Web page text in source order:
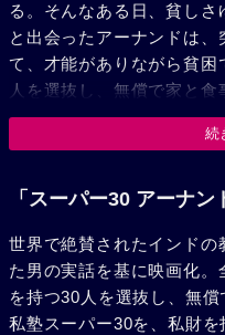
る。そんなある日、貧し
と出会ったアーナンドは
て、才能がありながら貧
人を選抜し、無償で家と
物理を教える私塾スーパ
金に苦しみ、教育をビジ
徒たちに自信を持たせて
続
「スーパー30 アーナ
世界で絶賛されたインド
た男の実話を基に映画化
を持つ30人を選抜し、無
私塾スーパー30を、私財を